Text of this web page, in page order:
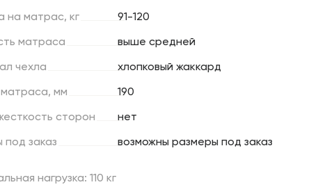
на матрас, кг 91-120
матраса выше средней
чехла хлопковый жаккард
матраса, мм 190
сторон нет
под заказ возможны размеры под заказ
нагрузка: 110 кг